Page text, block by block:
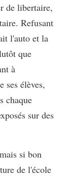
de libertaire,
Refusant
l'auto et la
que
à
ses élèves,
chaque
sur des
si bon
de l'école